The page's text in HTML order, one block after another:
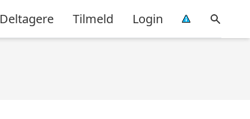
Deltagere Tilmeld Login